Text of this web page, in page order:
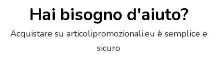
Hai bisogno d'aiuto?
Acquistare su articolipromozionali.eu è semplice e
sicuro